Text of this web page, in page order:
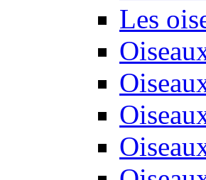
Les